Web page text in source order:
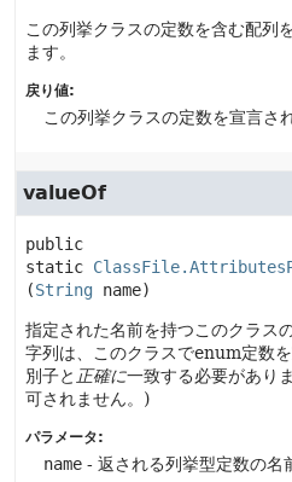
この列挙クラスの定数を含む配列
ます。
戻り値:
この列挙クラスの定数を宣言さ
valueOf
public
static
(String name)
指定された名前を持つこのクラス
字列は、このクラスでenum定数
別子と 正確に一致する必要がありま
可されません。)
パラメータ:
name - 返される列挙型定数の名